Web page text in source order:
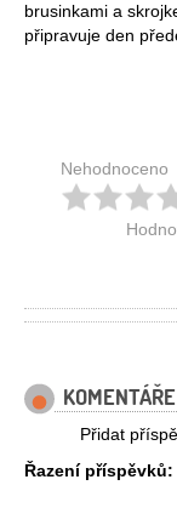
brusinkami a
připravuje den
Nehodnoceno
KOMENTÁŘE
Přidat
Řazení příspěvků: